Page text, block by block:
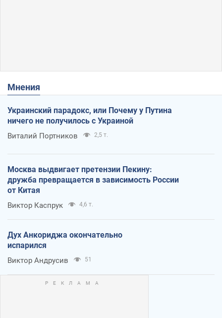
Мнения
Украинский парадокс, или Почему у Путина
ничего не получилось с Украиной
Виталий Портников 2,5 т.
Москва выдвигает претензии Пекину:
дружба превращается в зависимость России
от Китая
Виктор Каспрук 4,6 т.
Дух Анкориджа окончательно
испарился
Виктор Андрусив 51